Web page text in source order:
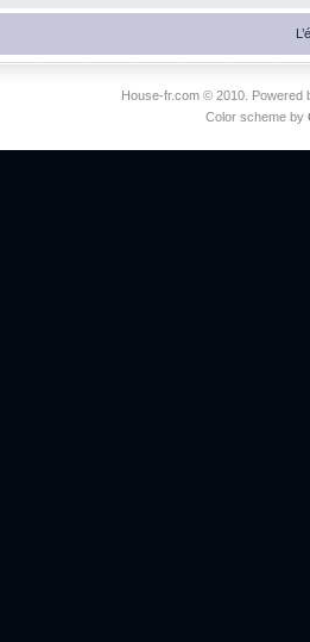
House-fr.com © 2010. Powered
Color scheme by